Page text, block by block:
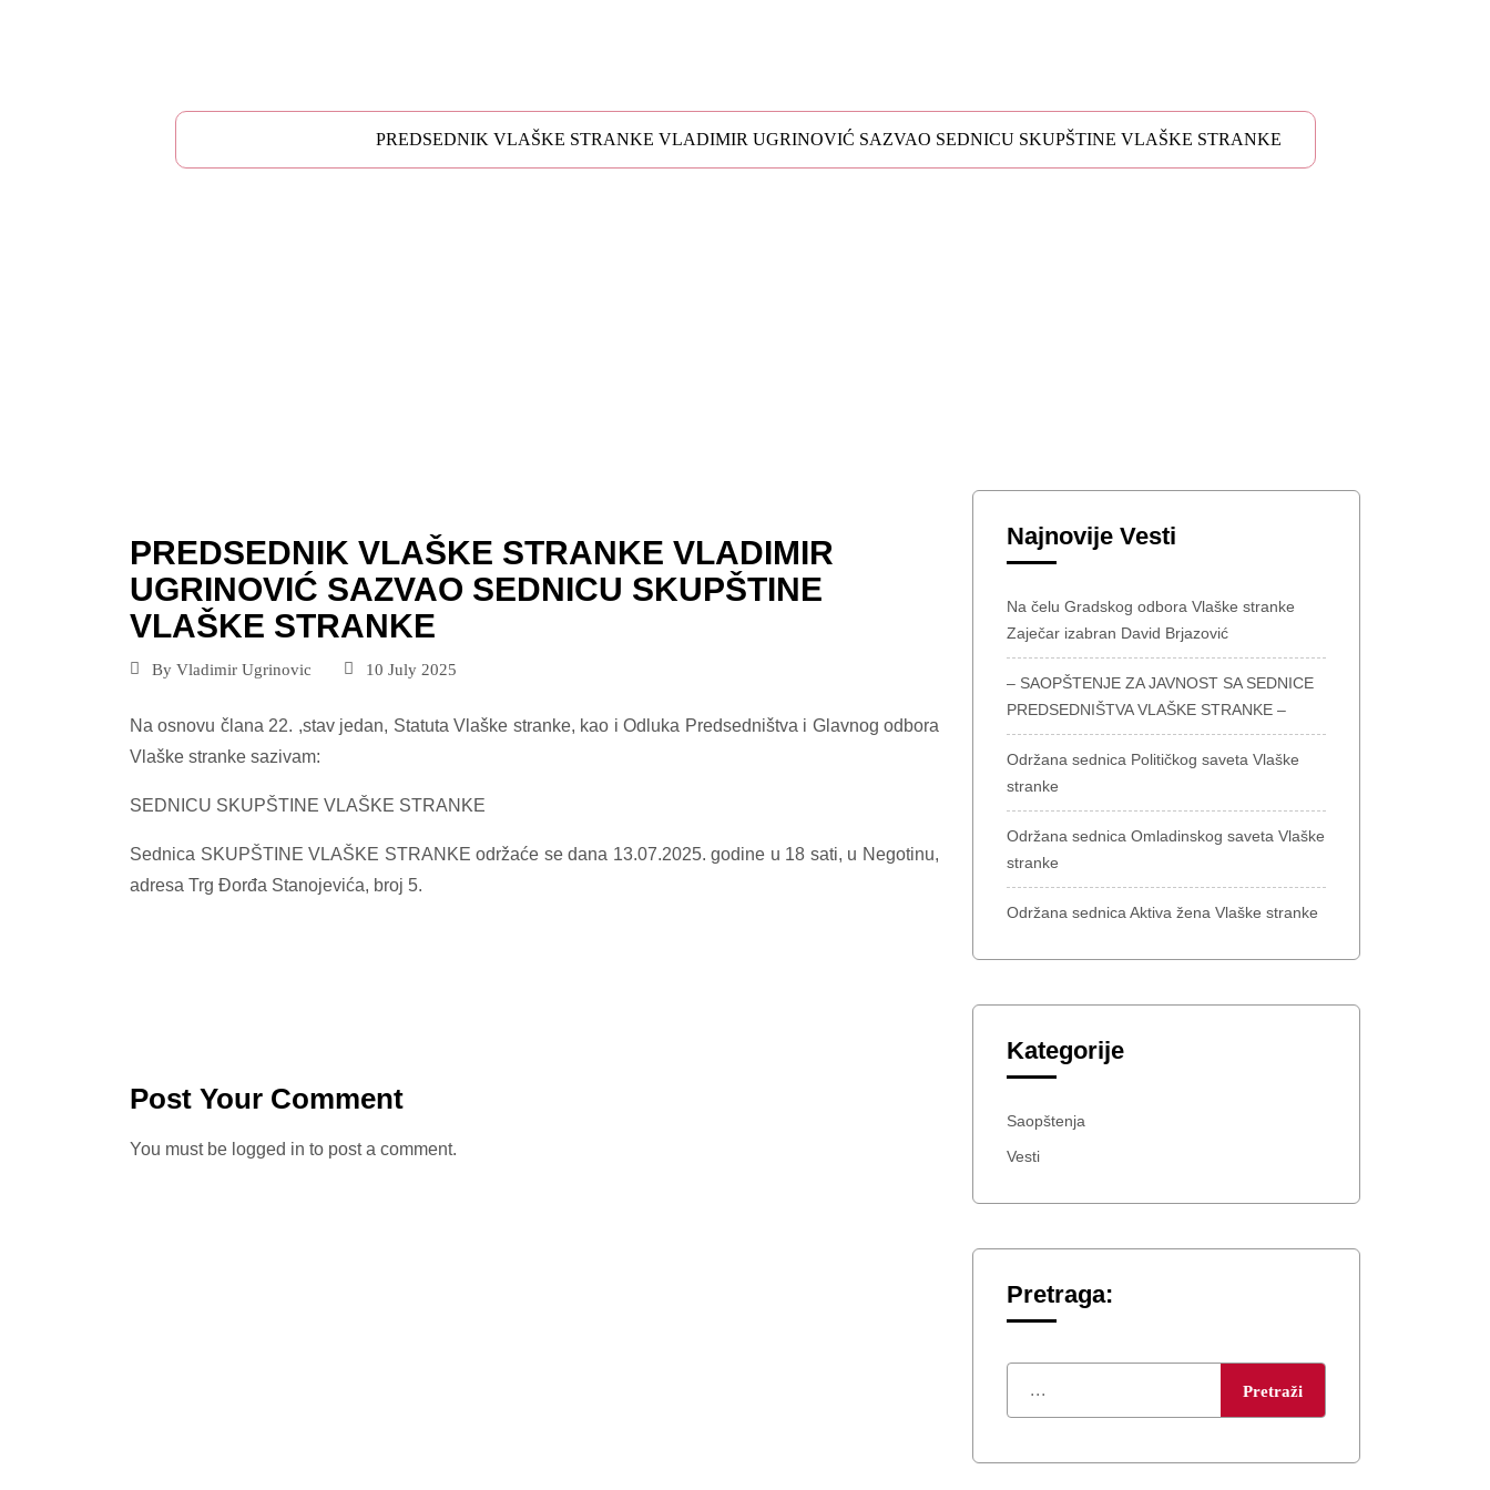
PREDSEDNIK VLAŠKE STRANKE VLADIMIR UGRINOVIĆ SAZVAO SEDNICU SKUPŠTINE VLAŠKE STRANKE
PREDSEDNIK VLAŠKE STRANKE VLADIMIR
UGRINOVIĆ SAZVAO SEDNICU SKUPŠTINE
VLAŠKE STRANKE
By Vladimir Ugrinovic 10 July 2025
Na osnovu člana 22. ,stav jedan, Statuta Vlaške stranke, kao i Odluka Predsedništva i Glavnog odbora
Vlaške stranke sazivam:
SEDNICU SKUPŠTINE VLAŠKE STRANKE
Sednica SKUPŠTINE VLAŠKE STRANKE održaće se dana 13.07.2025. godine u 18 sati, u Negotinu,
adresa Trg Đorđa Stanojevića, broj 5.
Post Your Comment
You must be logged in to post a comment.
Najnovije Vesti
Na čelu Gradskog odbora Vlaške stranke
Zaječar izabran David Brjazović
– SAOPŠTENJE ZA JAVNOST SA SEDNICE
PREDSEDNIŠTVA VLAŠKE STRANKE –
Održana sednica Političkog saveta Vlaške
stranke
Održana sednica Omladinskog saveta Vlaške
stranke
Održana sednica Aktiva žena Vlaške stranke
Kategorije
Saopštenja
Vesti
Pretraga:
Pretraži